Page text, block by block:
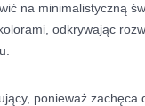
na minimalistyczną
odkrywając
ponieważ zachęca